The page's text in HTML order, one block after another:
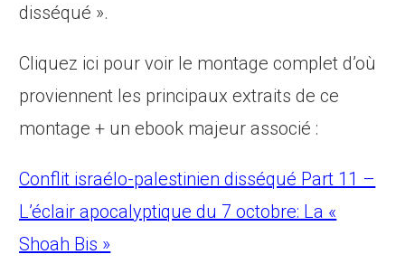
disséqué ».
Cliquez ici pour voir le montage complet d’où
proviennent les principaux extraits de ce
montage + un ebook majeur associé :
Conflit israélo-palestinien disséqué Part 11 –
L’éclair apocalyptique du 7 octobre: La «
Shoah Bis »